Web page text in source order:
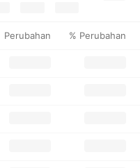
Perubahan % Perubahan